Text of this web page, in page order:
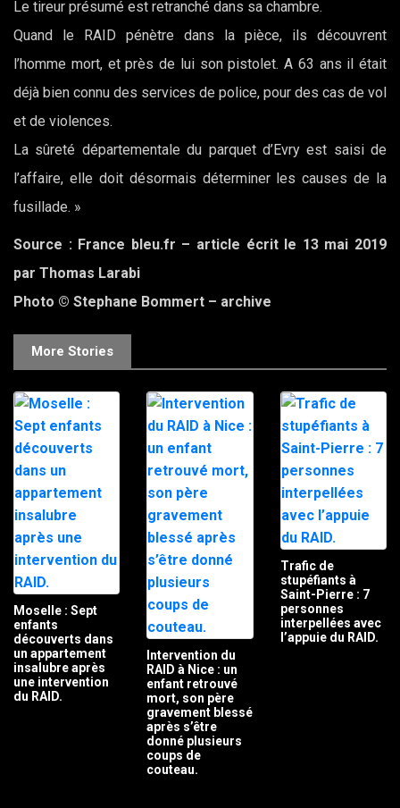
Le tireur présumé est retranché dans sa chambre.
Quand le RAID pénètre dans la pièce, ils découvrent
l’homme mort, et près de lui son pistolet. A 63 ans il était
déjà bien connu des services de police, pour des cas de vol
et de violences.
La sûreté départementale du parquet d’Evry est saisi de
l’affaire, elle doit désormais déterminer les causes de la
fusillade. »
Source : France bleu.fr – article écrit le 13 mai 2019
par Thomas Larabi
Photo © Stephane Bommert – archive
More Stories
Moselle : Sept
enfants
découverts dans
un appartement
insalubre après
une intervention
du RAID.
Intervention du
RAID à Nice : un
enfant retrouvé
mort, son père
gravement blessé
après s’être
donné plusieurs
coups de
couteau.
Trafic de
stupéfiants à
Saint-Pierre : 7
personnes
interpellées avec
l’appuie du RAID.